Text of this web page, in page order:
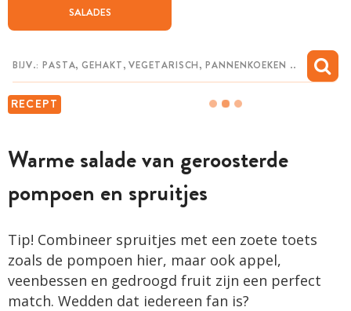
SALADES
RECEPT
Warme salade van geroosterde
pompoen en spruitjes
Tip! Combineer spruitjes met een zoete toets
zoals de pompoen hier, maar ook appel,
veenbessen en gedroogd fruit zijn een perfect
match. Wedden dat iedereen fan is?
CHAT MET MAIA
MIJN BEWAARDE RECEPTEN